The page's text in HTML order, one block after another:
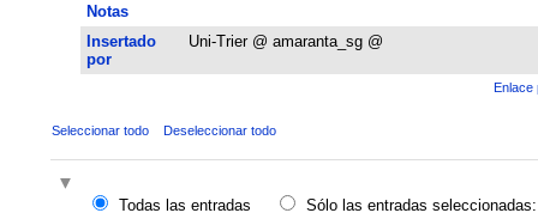
Notas
Insertado
por
Uni-Trier @ amaranta_sg @
Enlace
Seleccionar todo Deseleccionar todo
Todas las entradas
Sólo las entradas seleccionadas: